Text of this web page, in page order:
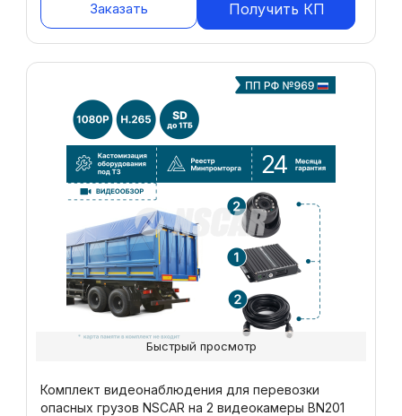
Заказать Получить КП
Комплект видеонаблюдения для перевозки
опасных грузов NSCAR на 2 видеокамеры BN201
Быстрый просмотр